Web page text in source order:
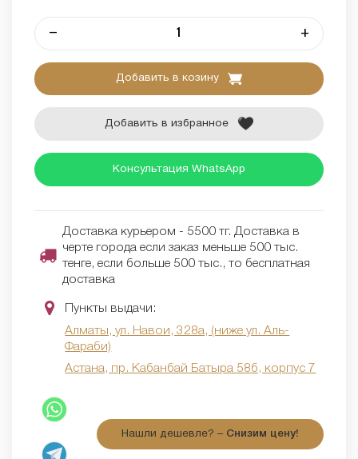
– +
Добавить в козину
Добавить в избранное
Консультация WhatsApp
Доставка курьером - 5500 тг. Доставка в
черте города если заказ меньше 500 тыс.
тенге, если больше 500 тыс., то бесплатная
доставка
Пункты выдачи:
Алматы, ул. Навои, 328а, (ниже ул. Аль-
Фараби)
Астана, пр. Кабанбай Батыра 58б, корпус 7
Нашли дешевле? – Снизим цену!